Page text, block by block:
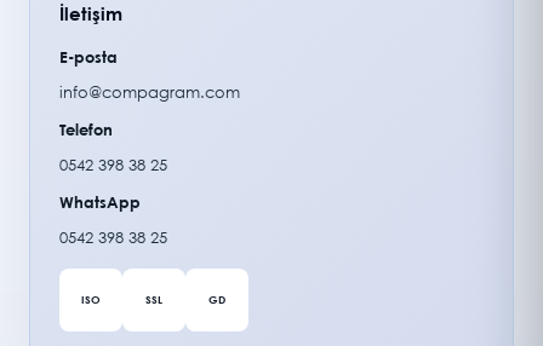
İletişim
E-posta
info@compagram.com
Telefon
0542 398 38 25
WhatsApp
0542 398 38 25
ISO SSL GD